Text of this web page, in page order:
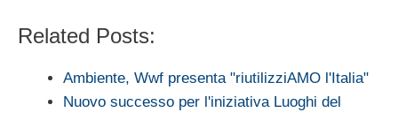
Related Posts:
Ambiente, Wwf presenta "riutilizziAMO l'Italia"
Nuovo successo per l'iniziativa Luoghi del